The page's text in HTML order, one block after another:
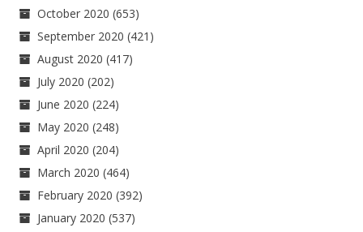
October 2020 (653)
September 2020 (421)
August 2020 (417)
July 2020 (202)
June 2020 (224)
May 2020 (248)
April 2020 (204)
March 2020 (464)
February 2020 (392)
January 2020 (537)